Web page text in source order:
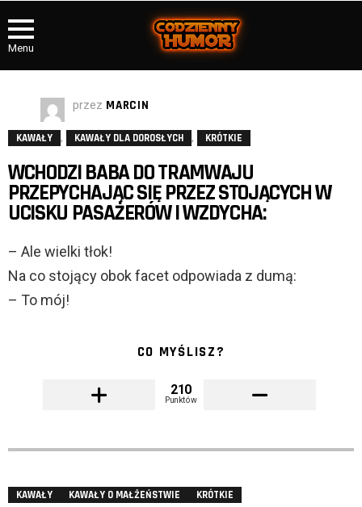
Menu
przez MARCIN
KAWAŁY , KAWAŁY DLA DOROSŁYCH , KRÓTKIE
WCHODZI BABA DO TRAMWAJU
PRZEPYCHAJĄC SIĘ PRZEZ STOJĄCYCH W
UCISKU PASAŻERÓW I WZDYCHA:
– Ale wielki tłok!
Na co stojący obok facet odpowiada z dumą:
– To mój!
CO MYŚLISZ?
210
Punktów
KAWAŁY KAWAŁY O MAŁŻEŃSTWIE KRÓTKIE